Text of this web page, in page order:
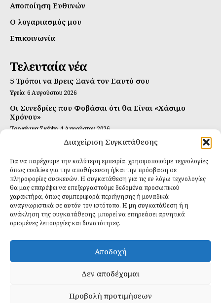
Διαχείριση Συγκατάθεσης
Για να παρέχουμε την καλύτερη εμπειρία, χρησιμοποιούμε τεχνολογίες
όπως cookies για την αποθήκευση ή/και την πρόσβαση σε
πληροφορίες συσκευών. Η συγκατάθεση για τις εν λόγω τεχνολογίες
θα μας επιτρέψει να επεξεργαστούμε δεδομένα προσωπικού
χαρακτήρα, όπως συμπεριφορά περιήγησης ή μοναδικά
αναγνωριστικά σε αυτόν τον ιστότοπο. Η μη συγκατάθεση ή η
ανάκληση της συγκατάθεσης, μπορεί να επηρεάσει αρνητικά
ορισμένες λειτουργίες και δυνατότητες.
Αποδοχή
Δεν αποδέχομαι
Προβολή προτιμήσεων
Αποποίηση Ευθυνών
Ο λογαριασμός μου
Επικοινωνία
Τελευταία νέα
5 Τρόποι να Βρεις Ξανά τον Εαυτό σου
Υγεία 6 Αυγούστου 2026
Οι Συνεδρίες που Φοβάσαι ότι θα Είναι «Χάσιμο
Χρόνου»
Τροφή για Σκέψη 4 Αυγούστου 2026
Αυτή Είναι η Συνταγή για Τέλεια Κομπούτσα
Ιδανικές Τροφές 26 Ιουλίου 2026
Εγγραφείτε
ΕΓΓΡΑΦΉ
Έχω διαβάσει και δέχομαι τηνπολιτική απορρήτου